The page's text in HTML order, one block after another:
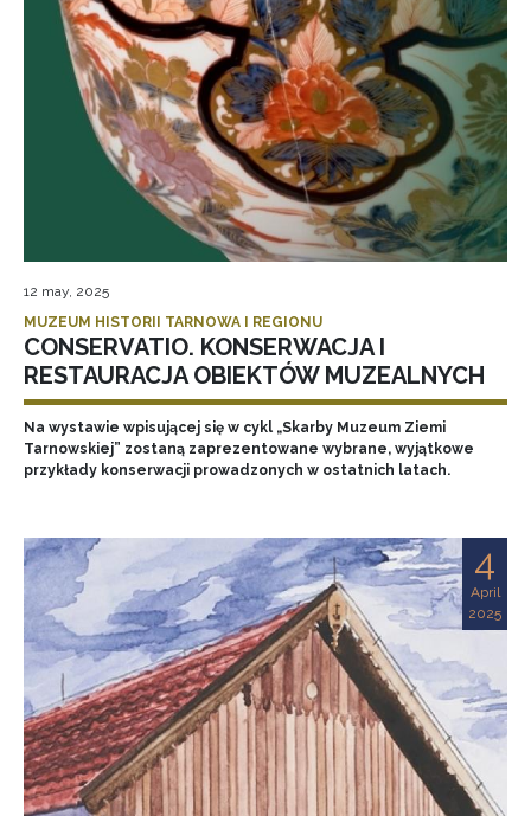
12 may, 2025
MUZEUM HISTORII TARNOWA I REGIONU
CONSERVATIO. KONSERWACJA I
RESTAURACJA OBIEKTÓW MUZEALNYCH
Na wystawie wpisującej się w cykl „Skarby Muzeum Ziemi
Tarnowskiej” zostaną zaprezentowane wybrane, wyjątkowe
przykłady konserwacji prowadzonych w ostatnich latach.
4
April
2025